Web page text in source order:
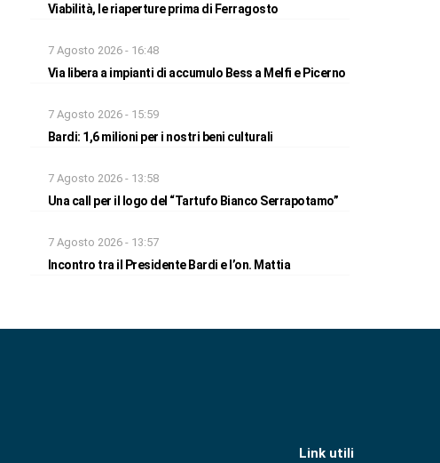
Viabilità, le riaperture prima di Ferragosto
7 Agosto 2026 - 16:48
Via libera a impianti di accumulo Bess a Melfi e Picerno
7 Agosto 2026 - 15:59
Bardi: 1,6 milioni per i nostri beni culturali
7 Agosto 2026 - 13:58
Una call per il logo del “Tartufo Bianco Serrapotamo”
7 Agosto 2026 - 13:57
Incontro tra il Presidente Bardi e l’on. Mattia
Link utili